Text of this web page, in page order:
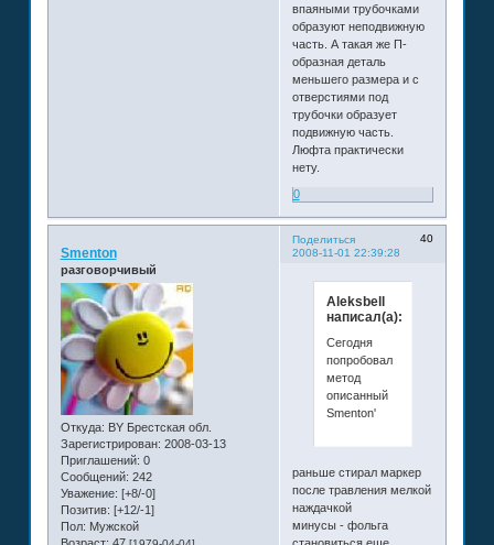
впаяными трубочками
образуют неподвижную
часть. А такая же П-
образная деталь
меньшего размера и с
отверстиями под
трубочки образует
подвижную часть.
Люфта практически
нету.
0
Поделиться
40
2008-11-01 22:39:28
Smenton
разговорчивый
Откуда: BY Брестская обл.
Зарегистрирован: 2008-03-13
Приглашений: 0
Сообщений: 242
Уважение: [+8/-0]
Позитив: [+12/-1]
Пол: Мужской
Aleksbell
написал(а):
Сегодня
попробовал
метод
описанный
Smenton'
раньше стирал маркер
после травления мелкой
наждачкой
минусы - фольга